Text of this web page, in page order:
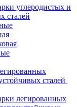
углеродистых и
сталей
сталей
легированных